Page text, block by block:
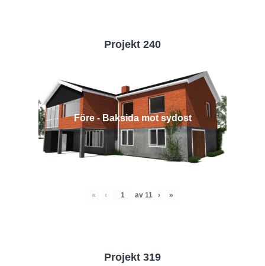
Projekt 240
Före - Baksida mot sydost
« ‹ av 11 › »
Projekt 319